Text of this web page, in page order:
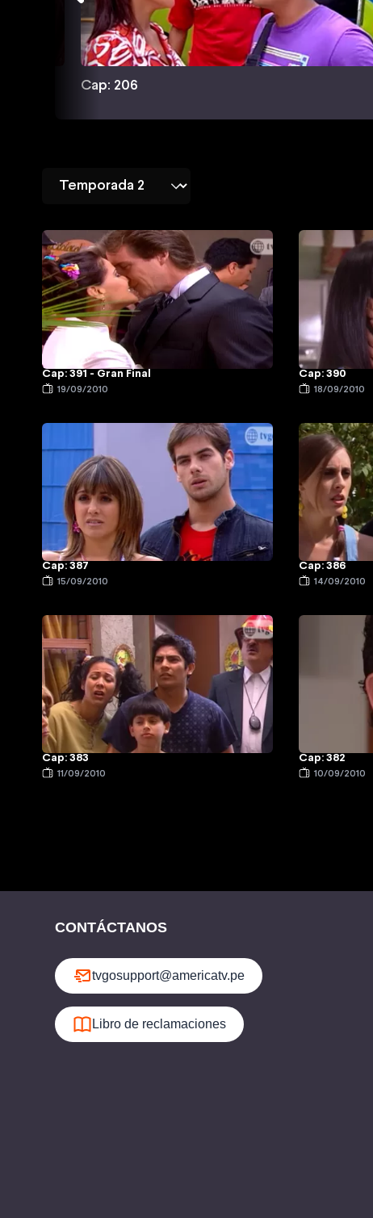
Cap: 206
Cap: 391 - Gran Final
19/09/2010
Cap: 390
18/09/2010
Cap: 387
15/09/2010
Cap: 386
14/09/2010
Cap: 383
11/09/2010
Cap: 382
10/09/2010
CONTÁCTANOS
tvgosupport@americatv.pe
Libro de reclamaciones